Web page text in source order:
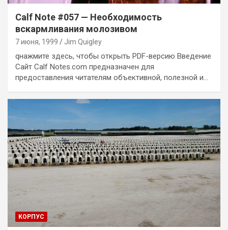
Calf Note #057 — Необходимость
вскармливания молозивом
7 июня, 1999 Jim Quigley
qнажмите здесь, чтобы открыть PDF-версию Введение
Сайт Calf Notes.com предназначен для
предоставления читателям объективной, полезной и…
КОРПУС